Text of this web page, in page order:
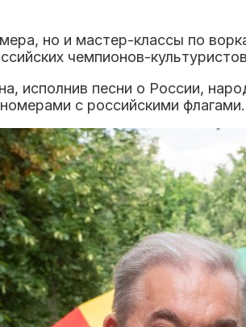
но и мастер-классы по
чемпионов-
исполнив песни о России,
с российскими флагами.